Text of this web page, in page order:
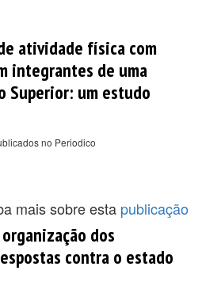
atividade física com
integrantes de uma
Superior: um estudo
no Periodico
mais sobre esta publicação
dos
contra o estado